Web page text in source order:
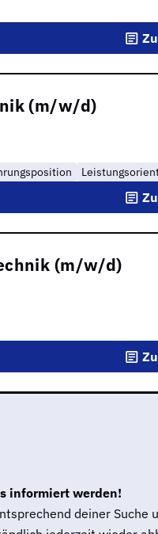
(m/w/d)
(m/w/d)
informiert werden!
deiner Suche